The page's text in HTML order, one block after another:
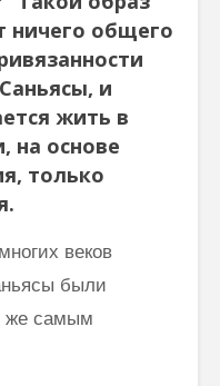
ничего общего
и
жить в
на основе
только
веков
были
же самым